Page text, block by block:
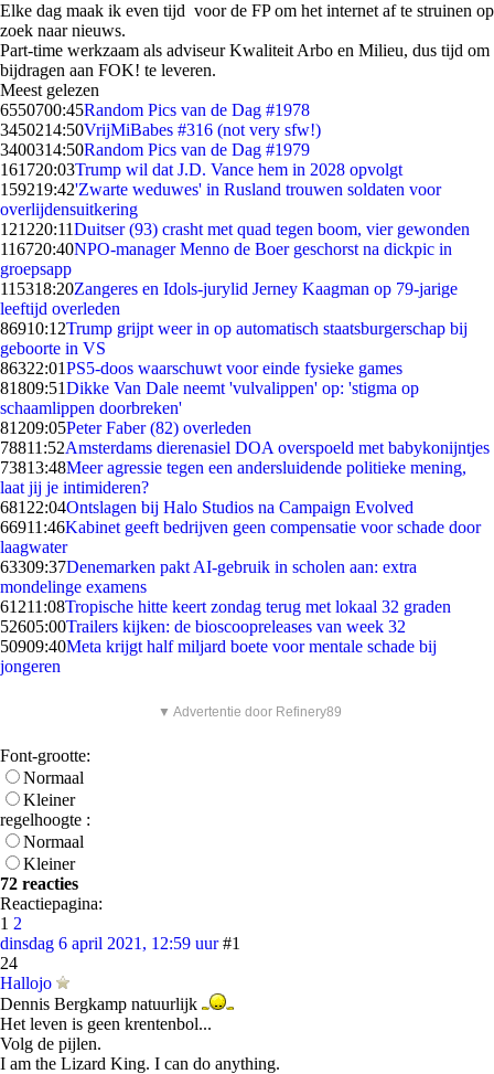
Elke dag maak ik even tijd voor de FP om het internet af te struinen op
zoek naar nieuws.
Part-time werkzaam als adviseur Kwaliteit Arbo en Milieu, dus tijd om
bijdragen aan FOK! te leveren.
Meest gelezen
6550700:45Random Pics van de Dag #1978
3450214:50VrijMiBabes #316 (not very sfw!)
3400314:50Random Pics van de Dag #1979
161720:03Trump wil dat J.D. Vance hem in 2028 opvolgt
159219:42'Zwarte weduwes' in Rusland trouwen soldaten voor
overlijdensuitkering
121220:11Duitser (93) crasht met quad tegen boom, vier gewonden
116720:40NPO-manager Menno de Boer geschorst na dickpic in
groepsapp
115318:20Zangeres en Idols-jurylid Jerney Kaagman op 79-jarige
leeftijd overleden
86910:12Trump grijpt weer in op automatisch staatsburgerschap bij
geboorte in VS
86322:01PS5-doos waarschuwt voor einde fysieke games
81809:51Dikke Van Dale neemt 'vulvalippen' op: 'stigma op
schaamlippen doorbreken'
81209:05Peter Faber (82) overleden
78811:52Amsterdams dierenasiel DOA overspoeld met babykonijntjes
73813:48Meer agressie tegen een andersluidende politieke mening,
laat jij je intimideren?
681 22:04Ontslagen bij Halo Studios na Campaign Evolved
66911:46Kabinet geeft bedrijven geen compensatie voor schade door
laagwater
63309:37Denemarken pakt AI-gebruik in scholen aan: extra
mondelinge examens
61211:08Tropische hitte keert zondag terug met lokaal 32 graden
52605:00Trailers kijken: de bioscoopreleases van week 32
50909:40Meta krijgt half miljard boete voor mentale schade bij
jongeren
▼ Advertentie door Refinery89
Font-grootte:
Normaal
Kleiner
regelhoogte :
Normaal
Kleiner
72 reacties
Reactiepagina:
1 2
dinsdag 6 april 2021, 12:59 uur #1
24
Hallojo
Dennis Bergkamp natuurlijk
Het leven is geen krentenbol...
Volg de pijlen.
I am the Lizard King. I can do anything.